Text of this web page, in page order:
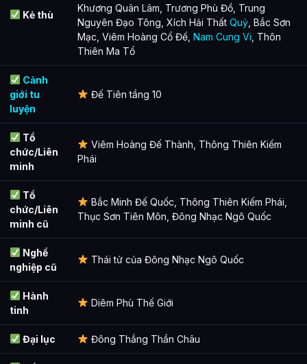
Kẻ thù
Khương Quân Lâm, Trương Phù Đồ, Trung
Nguyên Đạo Tông, Xích Hải Thất Quỷ , Bắc Sơn
Mạc, Viêm Hoàng Cổ Đế, Nam Cung Vi , Thôn
Thiên Ma Tổ
Cảnh
giới tu
luyện
Đế Tiên tầng 10
Tổ
chức/Liên
minh
Viêm Hoàng Đế Thành, Thông Thiên Kiếm
Phái
Tổ
chức/Liên
minh cũ
Bắc Minh Đế Quốc, Thông Thiên Kiếm Phái,
Thục Sơn Tiên Môn, Đông Nhạc Ngô Quốc
Nghề
nghiệp cũ
Thái tử của Đông Nhạc Ngô Quốc
Hành
tinh
Diêm Phù Thế Giới
Đại lục Đông Thắng Thần Châu